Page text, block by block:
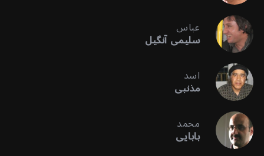
عباس
سلیمی آنگیل
اسد
مذنبی
محمد
بابایی